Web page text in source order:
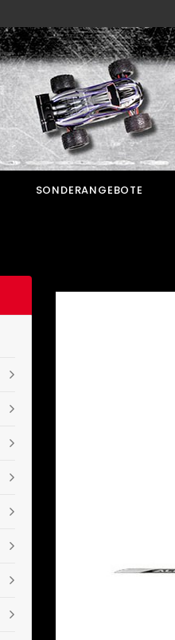
SONDERANGEBOTE